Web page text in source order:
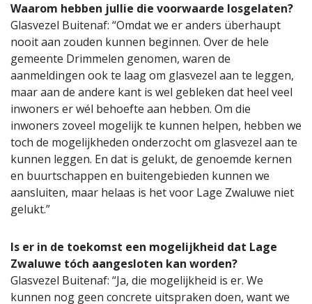
Waarom hebben jullie die voorwaarde losgelaten?
Glasvezel Buitenaf: “Omdat we er anders überhaupt
nooit aan zouden kunnen beginnen. Over de hele
gemeente Drimmelen genomen, waren de
aanmeldingen ook te laag om glasvezel aan te leggen,
maar aan de andere kant is wel gebleken dat heel veel
inwoners er wél behoefte aan hebben. Om die
inwoners zoveel mogelijk te kunnen helpen, hebben we
toch de mogelijkheden onderzocht om glasvezel aan te
kunnen leggen. En dat is gelukt, de genoemde kernen
en buurtschappen en buitengebieden kunnen we
aansluiten, maar helaas is het voor Lage Zwaluwe niet
gelukt.”
Is er in de toekomst een mogelijkheid dat Lage
Zwaluwe tóch aangesloten kan worden?
Glasvezel Buitenaf: “Ja, die mogelijkheid is er. We
kunnen nog geen concrete uitspraken doen, want we